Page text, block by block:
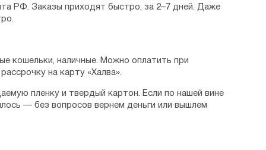
РФ. Заказы приходят быстро, за 2–7 дней. Даже
кошельки, наличные. Можно оплатить при
на карту «Халва».
пленку и твердый картон. Если по нашей вине
— без вопросов вернем деньги или вышлем